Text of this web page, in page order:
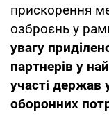
прискорення
озброєнь у
увагу
партнерів у
участі держав
оборонних